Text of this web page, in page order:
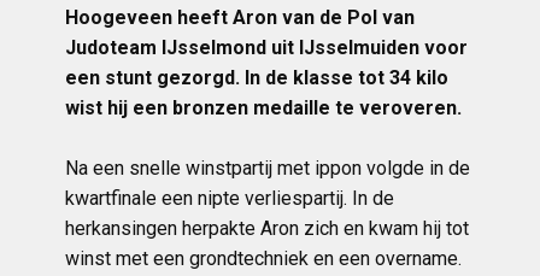
Hoogeveen heeft Aron van de Pol van
Judoteam IJsselmond uit IJsselmuiden voor
een stunt gezorgd. In de klasse tot 34 kilo
wist hij een bronzen medaille te veroveren.
Na een snelle winstpartij met ippon volgde in de
kwartfinale een nipte verliespartij. In de
herkansingen herpakte Aron zich en kwam hij tot
winst met een grondtechniek en een overname.